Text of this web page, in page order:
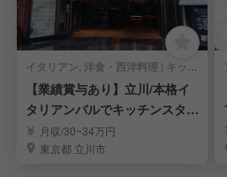
イタリアン, 洋食・西洋料理 | キッチンスタッフ
【業績賞与あり】立川/本格イ
タリアンバルでキッチンスタッ
フを募集！
月収/30~34万円
東京都 立川市